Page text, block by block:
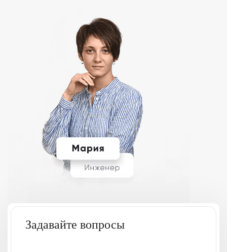
Задавайте вопросы